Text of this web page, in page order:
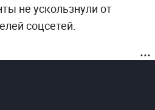
не ускользнули от
соцсетей.